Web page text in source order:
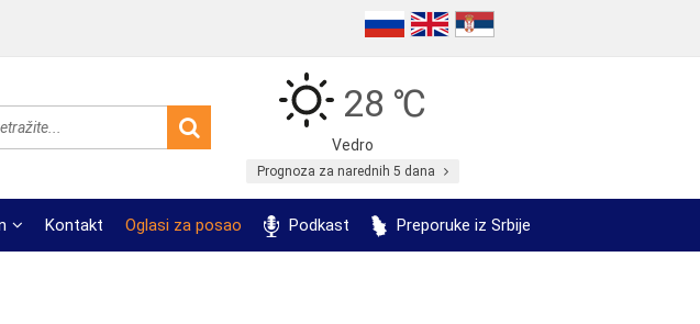
28 ℃
Vedro
Prognoza za narednih 5 dana
Kontakt Oglasi za posao Podkast Preporuke iz Srbije